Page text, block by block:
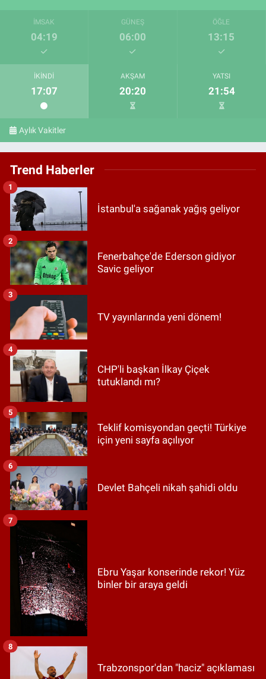
İMSAK
04:19
GÜNEŞ
06:00
ÖĞLE
13:15
İKINDI
17:07
AKŞAM
20:20
YATSI
21:54
Aylık Vakitler
Trend Haberler
İstanbul'a sağanak yağış geliyor
1
Fenerbahçe'de Ederson gidiyor
Savic geliyor
2
TV yayınlarında yeni dönem!
3
CHP'li başkan İlkay Çiçek
tutuklandı mı?
4
Teklif komisyondan geçti! Türkiye
için yeni sayfa açılıyor
5
Devlet Bahçeli nikah şahidi oldu
6
Ebru Yaşar konserinde rekor! Yüz
binler bir araya geldi
7
Trabzonspor'dan "haciz" açıklaması
8